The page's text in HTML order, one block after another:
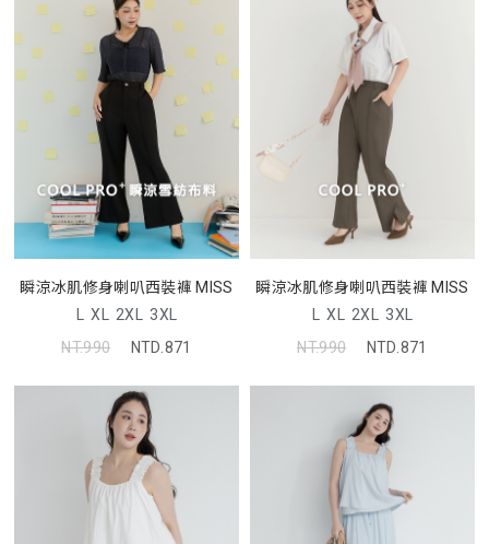
瞬涼冰肌修身喇叭西裝褲 MISS
L XL 2XL 3XL
NT.990
NTD.871
瞬涼冰肌修身喇叭西裝褲 MISS
L XL 2XL 3XL
NT.990
NTD.871